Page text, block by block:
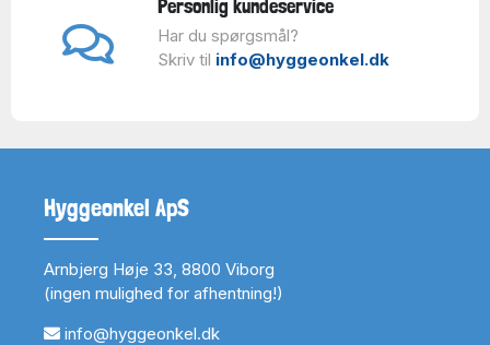
Personlig kundeservice
Har du spørgsmål?
Skriv til info@hyggeonkel.dk
Hyggeonkel ApS
Arnbjerg Høje 33, 8800 Viborg
(ingen mulighed for afhentning!)
info@hyggeonkel.dk